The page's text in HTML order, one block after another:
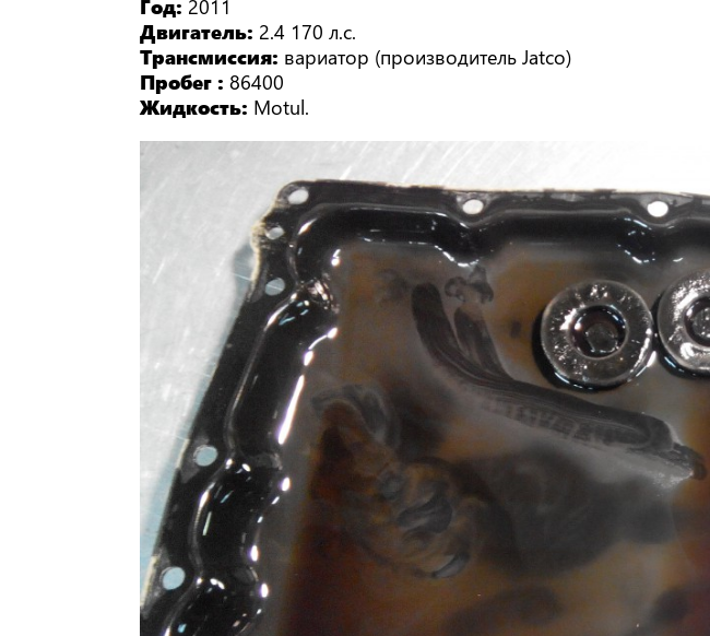
Год: 2011
Двигатель: 2.4 170 л.с.
Трансмиссия: вариатор (производитель Jatco)
Пробег :86400
Жидкость: Motul.